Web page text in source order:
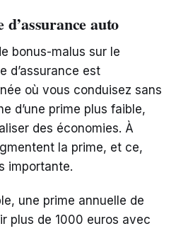
auto
bonus-malus sur le
d’assurance est
où vous conduisez sans
d’une prime plus faible,
des économies. À
la prime, et ce,
importante.
une prime annuelle de
plus de 1000 euros avec